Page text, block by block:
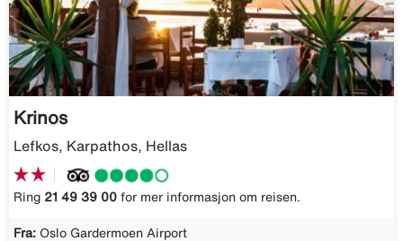
Krinos
Lefkos, Karpathos, Hellas
Ring 21 49 39 00 for mer informasjon om reisen.
Fra: Oslo Gardermoen Airport